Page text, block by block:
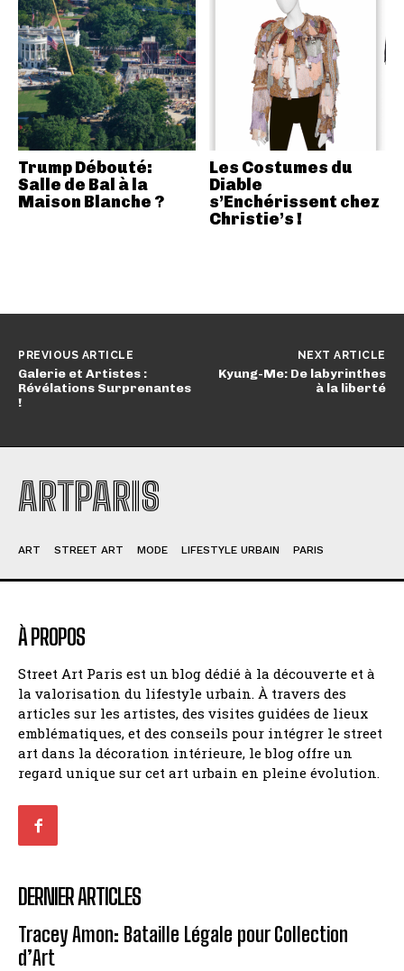
Trump Débouté:
Salle de Bal à la
Maison Blanche ?
Les Costumes du
Diable
s’Enchérissent chez
Christie’s !
PREVIOUS ARTICLE
Galerie et Artistes :
Révélations Surprenantes
!
NEXT ARTICLE
Kyung-Me: De labyrinthes
à la liberté
ARTPARIS
ART STREET ART MODE LIFESTYLE URBAIN PARIS
À PROPOS
Street Art Paris est un blog dédié à la découverte et à
la valorisation du lifestyle urbain. À travers des
articles sur les artistes, des visites guidées de lieux
emblématiques, et des conseils pour intégrer le street
art dans la décoration intérieure, le blog offre un
regard unique sur cet art urbain en pleine évolution.
DERNIER ARTICLES
Tracey Amon: Bataille Légale pour Collection
d’Art